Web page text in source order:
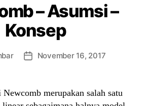
– Asumsi –
Konsep
PostNovember 16, 2017
merupakan salah satu